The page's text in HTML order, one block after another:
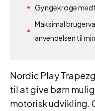
Nordic Play
til at give børn
motorisk udvikling.
Gyngekroge
Maksimal
anvendelsen til